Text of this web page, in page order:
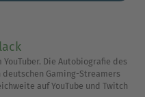
YouTuber. Die Autobiografie des
Gaming-Streamers
auf YouTube und Twitch